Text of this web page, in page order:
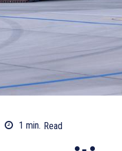
1 min. Read